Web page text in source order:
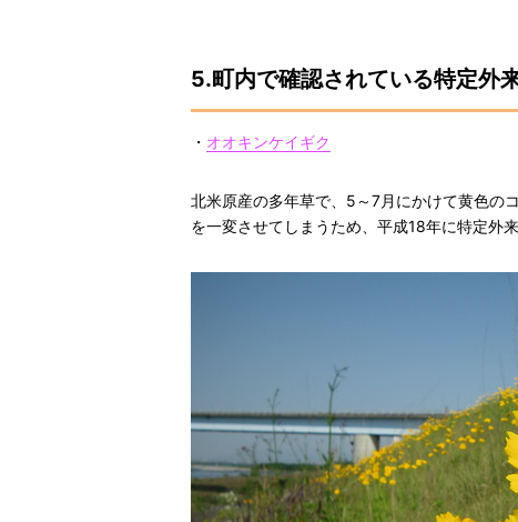
5.町内で確認されている特定外
・ オオキンケイギク
北米原産の多年草で、5～7月にかけて黄色の
を一変させてしまうため、平成18年に特定外